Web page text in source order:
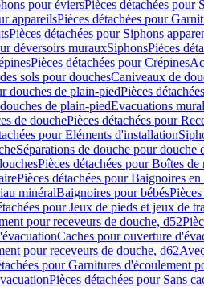
pour éviersPièces détachées pour
appareilsPièces détachées pour
Pièces détachées pour Siphons
déversoirs murauxSiphonsPièces
Pièces détachées pour Crépines
sols pour douchesCaniveaux de
douches de plain-piedPièces
de plain-piedEvacuations
de douchePièces détachées pour
pour Eléments d'installation
Séparations de douche pour douche
Pièces détachées pour Boîtes
Pièces détachées pour Baignoires
minéralBaignoires pour bébés
pour Jeux de pieds et jeux de
pour receveurs de douche, d52
Caches pour ouverture
pour receveurs de douche, d62
pour Garnitures d'écoulement
Pièces détachées pour Sans